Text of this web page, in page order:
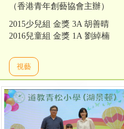
（香港青年創藝協會主辦）
2015少兒組 金獎 3A 胡善晴
2016兒童組 金獎 1A 劉綽楠
視藝